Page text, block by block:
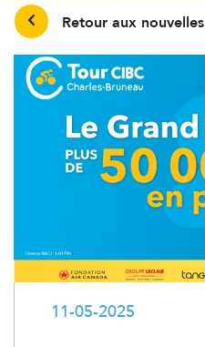
Retour aux nouvelles
11-05-2025